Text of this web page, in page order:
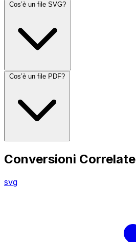
Cos’è un file SVG?
Cos’è un file PDF?
Conversioni Correlate
svg